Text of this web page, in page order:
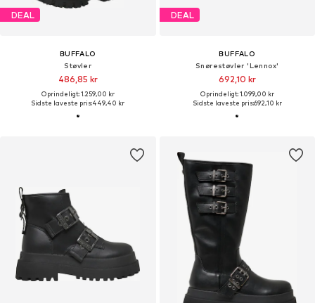
DEAL
BUFFALO
Støvler
486,85 kr
Oprindeligt: 1.259,00 kr
Sidste laveste pris:449,40 kr
DEAL
BUFFALO
Snørestøvler 'Lennox'
692,10 kr
Oprindeligt: 1.099,00 kr
Sidste laveste pris:692,10 kr